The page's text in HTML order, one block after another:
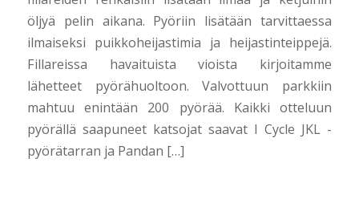
öljyä pelin aikana. Pyöriin lisätään tarvittaessa
ilmaiseksi puikkoheijastimia ja heijastinteippejä.
Fillareissa havaituista vioista kirjoitamme
lähetteet pyörähuoltoon. Valvottuun parkkiin
mahtuu enintään 200 pyörää. Kaikki otteluun
pyörällä saapuneet katsojat saavat I Cycle JKL -
pyörätarran ja Pandan […]